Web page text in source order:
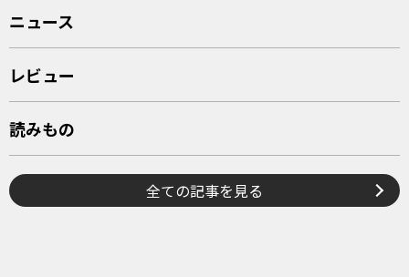
ニュース
レビュー
読みもの
全ての記事を見る